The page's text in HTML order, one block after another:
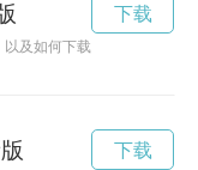
及如何下载和使用国外加
下载
下载